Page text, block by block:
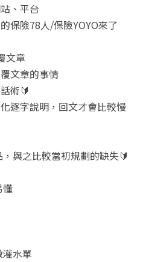
、平台
保險78人/保險YOYO來了
文章
文章的事情
術🔰
逐字說明，回文才會比較慢
與之比較當初規劃的缺失🔰
懂
水單